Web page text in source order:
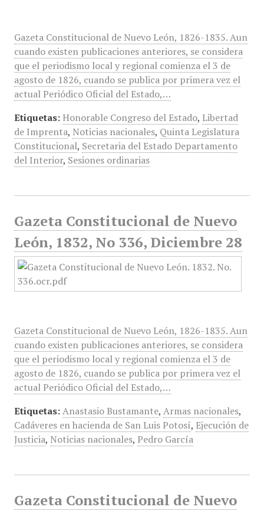
Gazeta Constitucional de Nuevo León, 1826-1835. Aun
cuando existen publicaciones anteriores, se considera
que el periodismo local y regional comienza el 3 de
agosto de 1826, cuando se publica por primera vez el
actual Periódico Oficial del Estado,…
Etiquetas: Honorable Congreso del Estado, Libertad
de Imprenta, Noticias nacionales, Quinta Legislatura
Constitucional, Secretaria del Estado Departamento
del Interior, Sesiones ordinarias
Gazeta Constitucional de Nuevo
León, 1832, No 336, Diciembre 28
Gazeta Constitucional de Nuevo León, 1826-1835. Aun
cuando existen publicaciones anteriores, se considera
que el periodismo local y regional comienza el 3 de
agosto de 1826, cuando se publica por primera vez el
actual Periódico Oficial del Estado,…
Etiquetas: Anastasio Bustamante, Armas nacionales,
Cadáveres en hacienda de San Luis Potosí, Ejecución de
Justicia, Noticias nacionales, Pedro García
Gazeta Constitucional de Nuevo